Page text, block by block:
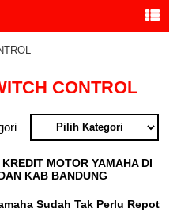
CONTROL
MOTOR YAMAHA DI
KAB BANDUNG
Sudah Tak Perlu Repot